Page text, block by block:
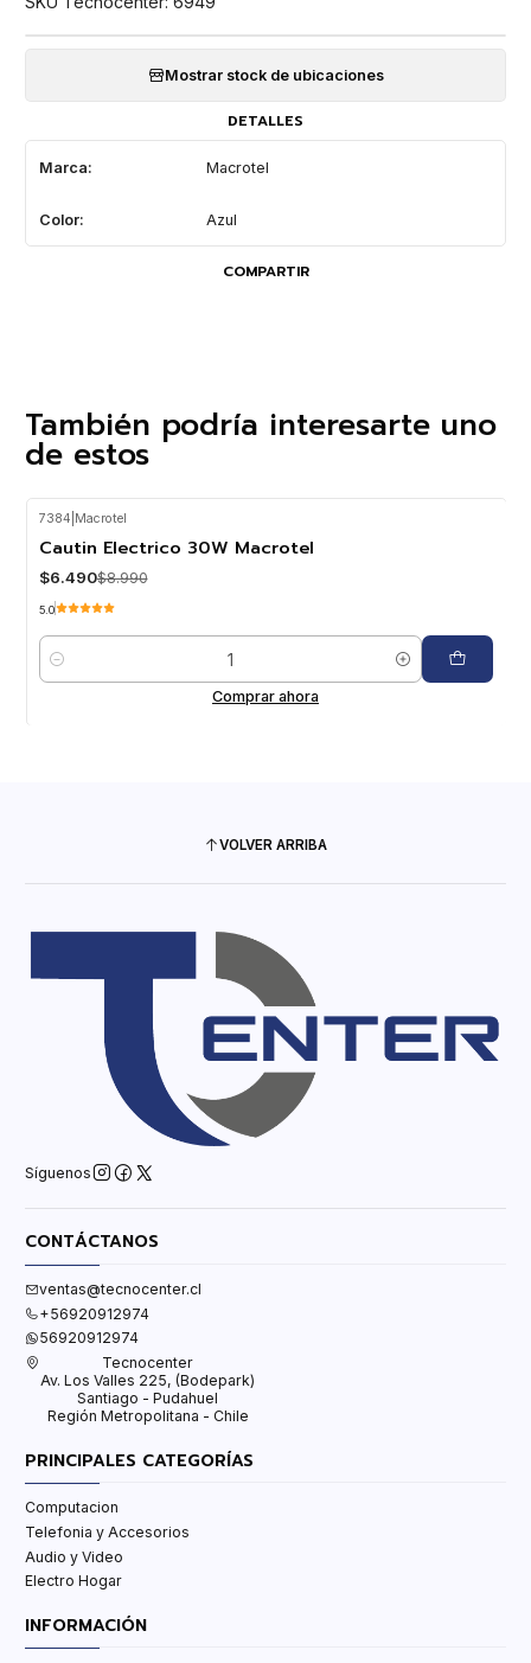
Mostrar stock de ubicaciones
DETALLES
Marca: Macrotel
Color: Azul
COMPARTIR
También podría interesarte uno
de estos
7384 Macrotel
Cautin Electrico 30W Macrotel
$6.490$8.990
5.0
Cantidad
Comprar ahora
VOLVER ARRIBA
Síguenos
CONTÁCTANOS
ventas@tecnocenter.cl
+56920912974
56920912974
Tecnocenter
Av. Los Valles 225, (Bodepark)
Santiago - Pudahuel
Región Metropolitana - Chile
PRINCIPALES CATEGORÍAS
Computacion
Telefonia y Accesorios
Audio y Video
Electro Hogar
INFORMACIÓN